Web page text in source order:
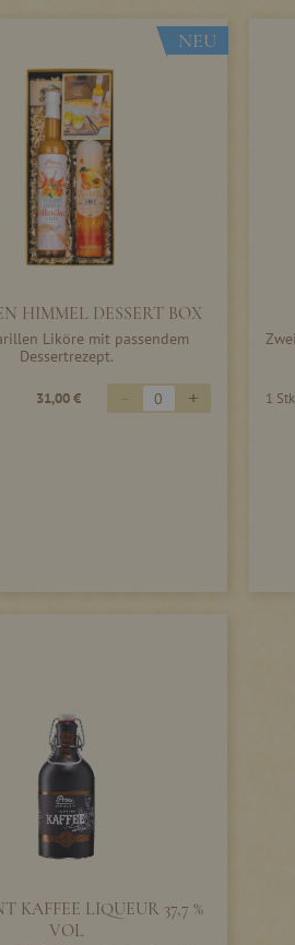
NEU
HIMMEL DESSERT BOX
Liköre mit passendem
Dessertrezept.
31,00 € - + 1 Stk
KAFFEE LIQUEUR 37,7 %
VOL